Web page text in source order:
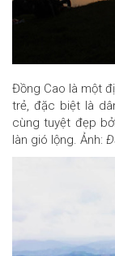
Đồng Cao là một
trẻ, đặc biệt là
cùng tuyệt đẹp
làn gió lộng. Ảnh: